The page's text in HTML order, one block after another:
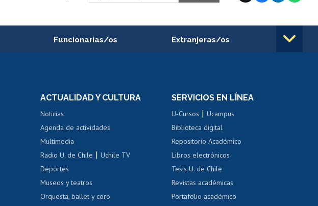
Funcionarias/os
Portal de movilidad interna
Certificado de renta
Certificado de renta
Gestión de correo uchile
Extranjeras/os
Movilidad Estudiantil
Cursos de español
Acoso laboral, sexual y violencia
ACTUALIDAD Y CULTURA
Noticias
Agenda de actividades
Multimedia
Radio U. de Chile |Uchile TV
Deportes
Museos y teatros
Orquesta, ballet y coro
SERVICIOS EN LÍNEA
U-Cursos |Ucampus
Biblioteca digital
Repositorio Académico
Libros electrónicos
Tesis U. de Chile
Revistas académicas
Portafolio académico